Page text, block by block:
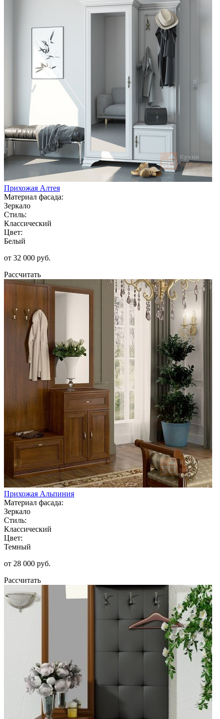
Прихожая Алтея
Материал фасада:
Зеркало
Стиль:
Классический
Цвет:
Белый
от 32 000 руб.
Рассчитать
Прихожая Альпиния
Материал фасада:
Зеркало
Стиль:
Классический
Цвет:
Темный
от 28 000 руб.
Рассчитать